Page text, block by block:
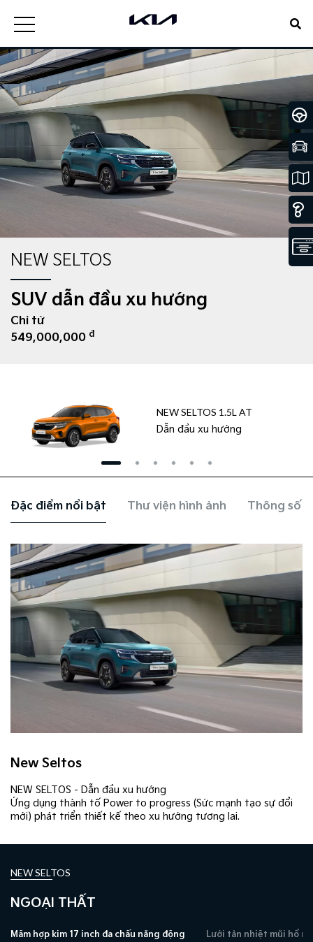
NEW SELTOS
SUV dẫn đầu xu hướng
Chỉ từ
549,000,000 đ
NEW SELTOS 1.5L AT
Dẫn đầu xu hướng
Đặc điểm nổi bật Thư viện hình ảnh Thông số
New Seltos
NEW SELTOS - Dẫn đầu xu hướng
Ứng dụng thành tố Power to progress (Sức mạnh tạo sự đổi
mới) phát triển thiết kế theo xu hướng tương lai.
NEW SELTOS
NGOẠI THẤT
Mâm hợp kim 17 inch đa chấu năng động Lưới tản nhiệt mũi hổ